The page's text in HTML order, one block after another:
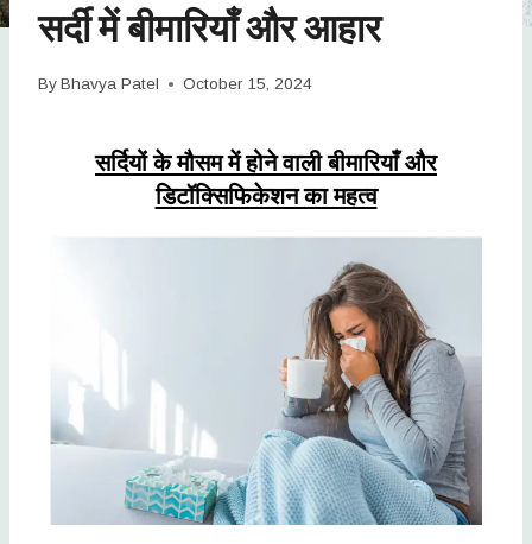
सर्दी में बीमारियाँ और आहार
By Bhavya Patel October 15, 2024
सर्दियों के मौसम में होने वाली बीमारियाँ और
डिटॉक्सिफिकेशन का महत्व